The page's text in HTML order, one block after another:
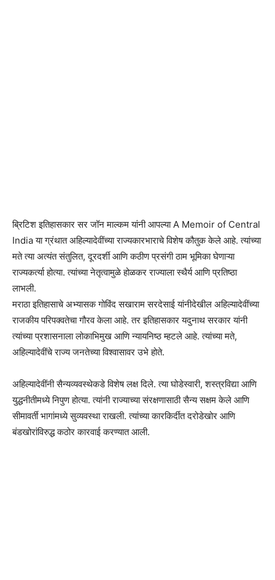
ब्रिटिश इतिहासकार सर जॉन माल्कम यांनी आपल्या A Memoir of Central
India या ग्रंथात अहिल्यादेवींच्या राज्यकारभाराचे विशेष कौतुक केले आहे. त्यांच्या
मते त्या अत्यंत संतुलित, दूरदर्शी आणि कठीण प्रसंगी ठाम भूमिका घेणाऱ्या
राज्यकर्त्या होत्या. त्यांच्या नेतृत्वामुळे होळकर राज्याला स्थैर्य आणि प्रतिष्ठा
लाभली.
मराठा इतिहासाचे अभ्यासक गोविंद सखाराम सरदेसाई यांनीदेखील अहिल्यादेवींच्या
राजकीय परिपक्वतेचा गौरव केला आहे. तर इतिहासकार यदुनाथ सरकार यांनी
त्यांच्या प्रशासनाला लोकाभिमुख आणि न्यायनिष्ठ म्हटले आहे. त्यांच्या मते,
अहिल्यादेवींचे राज्य जनतेच्या विश्वासावर उभे होते.
अहिल्यादेवींनी सैन्यव्यवस्थेकडे विशेष लक्ष दिले. त्या घोडेस्वारी, शस्त्रविद्या आणि
युद्धनीतीमध्ये निपुण होत्या. त्यांनी राज्याच्या संरक्षणासाठी सैन्य सक्षम केले आणि
सीमावर्ती भागांमध्ये सुव्यवस्था राखली. त्यांच्या कारकिर्दीत दरोडेखोर आणि
बंडखोरांविरुद्ध कठोर कारवाई करण्यात आली.